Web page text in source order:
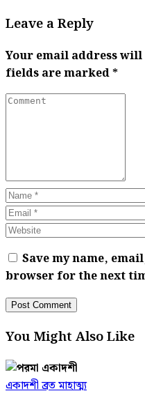
Leave a Reply
Your email address
fields are marked*
Save my name,
browser for the next
You Might Also Like
একাদশী ব্রত মাহাত্ম্য